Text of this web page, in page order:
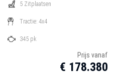
5 Zitplaatsen
Tractie: 4x4
345 pk
Prijs vanaf
€ 178.380